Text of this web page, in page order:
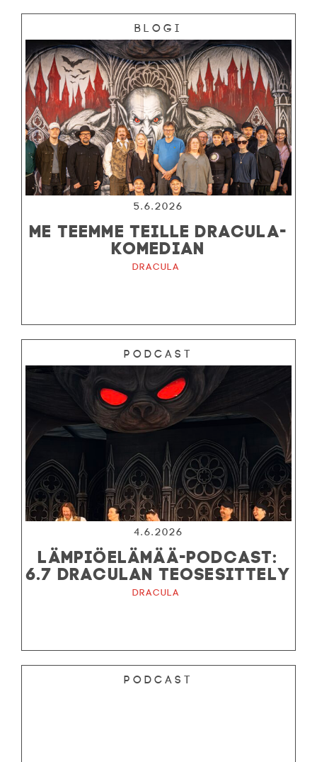
Blogi
5.6.2026
ME TEEMME TEILLE DRACULA-
KOMEDIAN
Dracula
Podcast
4.6.2026
LÄMPIÖELÄMÄÄ-PODCAST:
6.7 DRACULAN TEOSESITTELY
Dracula
Podcast